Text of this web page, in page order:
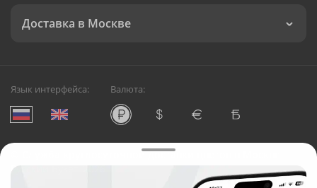
Доставка в Москве
Язык интерфейса: Валюта:
Служба круглосуточной доставки цветов в Москве
Русский Букет, 2026